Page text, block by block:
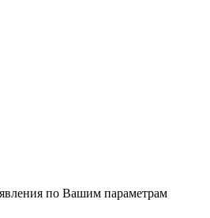
по Вашим параметрам